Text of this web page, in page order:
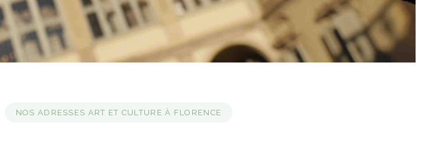
NOS ADRESSES ART ET CULTURE À FLORENCE